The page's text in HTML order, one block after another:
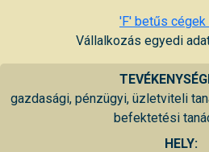
'F' betűs cégek
Vállalkozás egyedi
gazdasági, pénzügyi, üzletviteli
befektetési
HELY: